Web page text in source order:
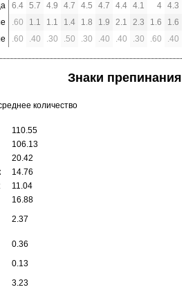
6.4 5.7 4.9 4.7 4.5 4.7 4.4 4.1 4 4.3
.60 1.1 1.1 1.4 1.8 1.9 2.1 2.3 1.6
1.6
.60 .40 .30 .50 .30 .40 .40 .30 .60 .40
Знаки препинания
количество
110.55
106.13
20.42
14.76
11.04
16.88
2.37
0.36
0.13
3.23